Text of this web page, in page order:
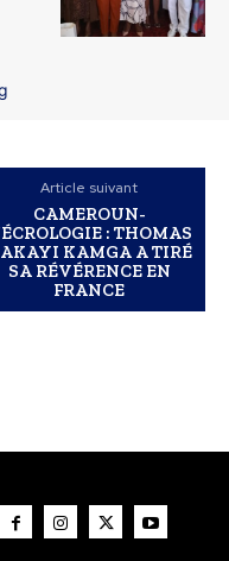
Article suivant
CAMEROUN-
: THOMAS
KAMGA A TIRÉ
SA RÉVÉRENCE EN
FRANCE